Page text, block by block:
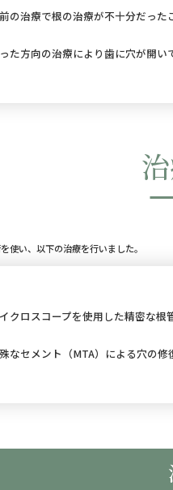
の治療で根の治療が不十分だった
た方向の治療により歯に穴が開い
使い、以下の治療を行いました。
クロスコープを使用した精密な根
なセメント（MTA）による穴の修